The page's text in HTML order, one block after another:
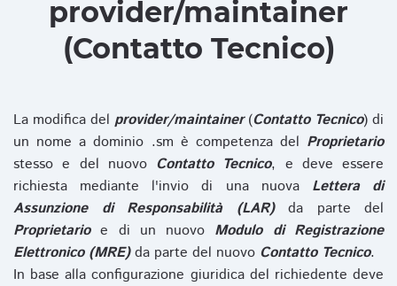
provider/maintainer
(Contatto Tecnico)
La modifica del provider/maintainer(Contatto Tecnico) di
un nome a dominio .sm è competenza del Proprietario
stesso e del nuovo Contatto Tecnico, e deve essere
richiesta mediante l'invio di una nuova Lettera di
Assunzione di Responsabilità (LAR)da parte del
Proprietarioe di un nuovo Modulo di Registrazione
Elettronico (MRE)da parte del nuovo Contatto Tecnico.
In base alla configurazione giuridica del richiedente deve